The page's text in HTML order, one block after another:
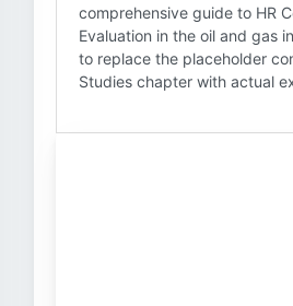
comprehensive guide to HR
Evaluation in the oil and gas
to replace the placeholder
Studies chapter with actual